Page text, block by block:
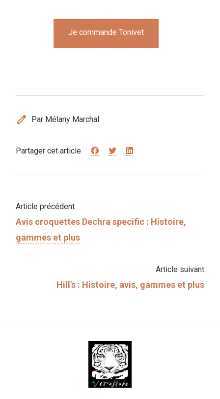
Je commande Tonivet
edit Par Mélany Marchal
Partager cet article
Article précédent
Avis croquettes Dechra specific : Histoire,
gammes et plus
Article suivant
Hill's : Histoire, avis, gammes et plus